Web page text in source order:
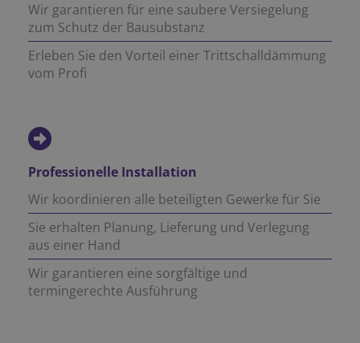
Wir garantieren für eine saubere Versiegelung
zum Schutz der Bausubstanz
Erleben Sie den Vorteil einer Trittschalldämmung
vom Profi
Professionelle Installation
Wir koordinieren alle beteiligten Gewerke für Sie
Sie erhalten Planung, Lieferung und Verlegung
aus einer Hand
Wir garantieren eine sorgfältige und
termingerechte Ausführung